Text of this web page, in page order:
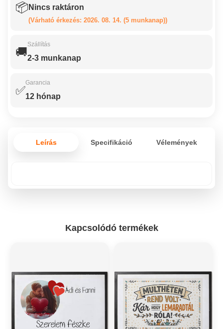
📦 Nincs raktáron
(Várható érkezés: 2026. 08. 14. (5 munkanap))
🚚
Szállítás
2-3 munkanap
✅
Garancia
12 hónap
Leírás Specifikáció Vélemények
Kapcsolódó termékek